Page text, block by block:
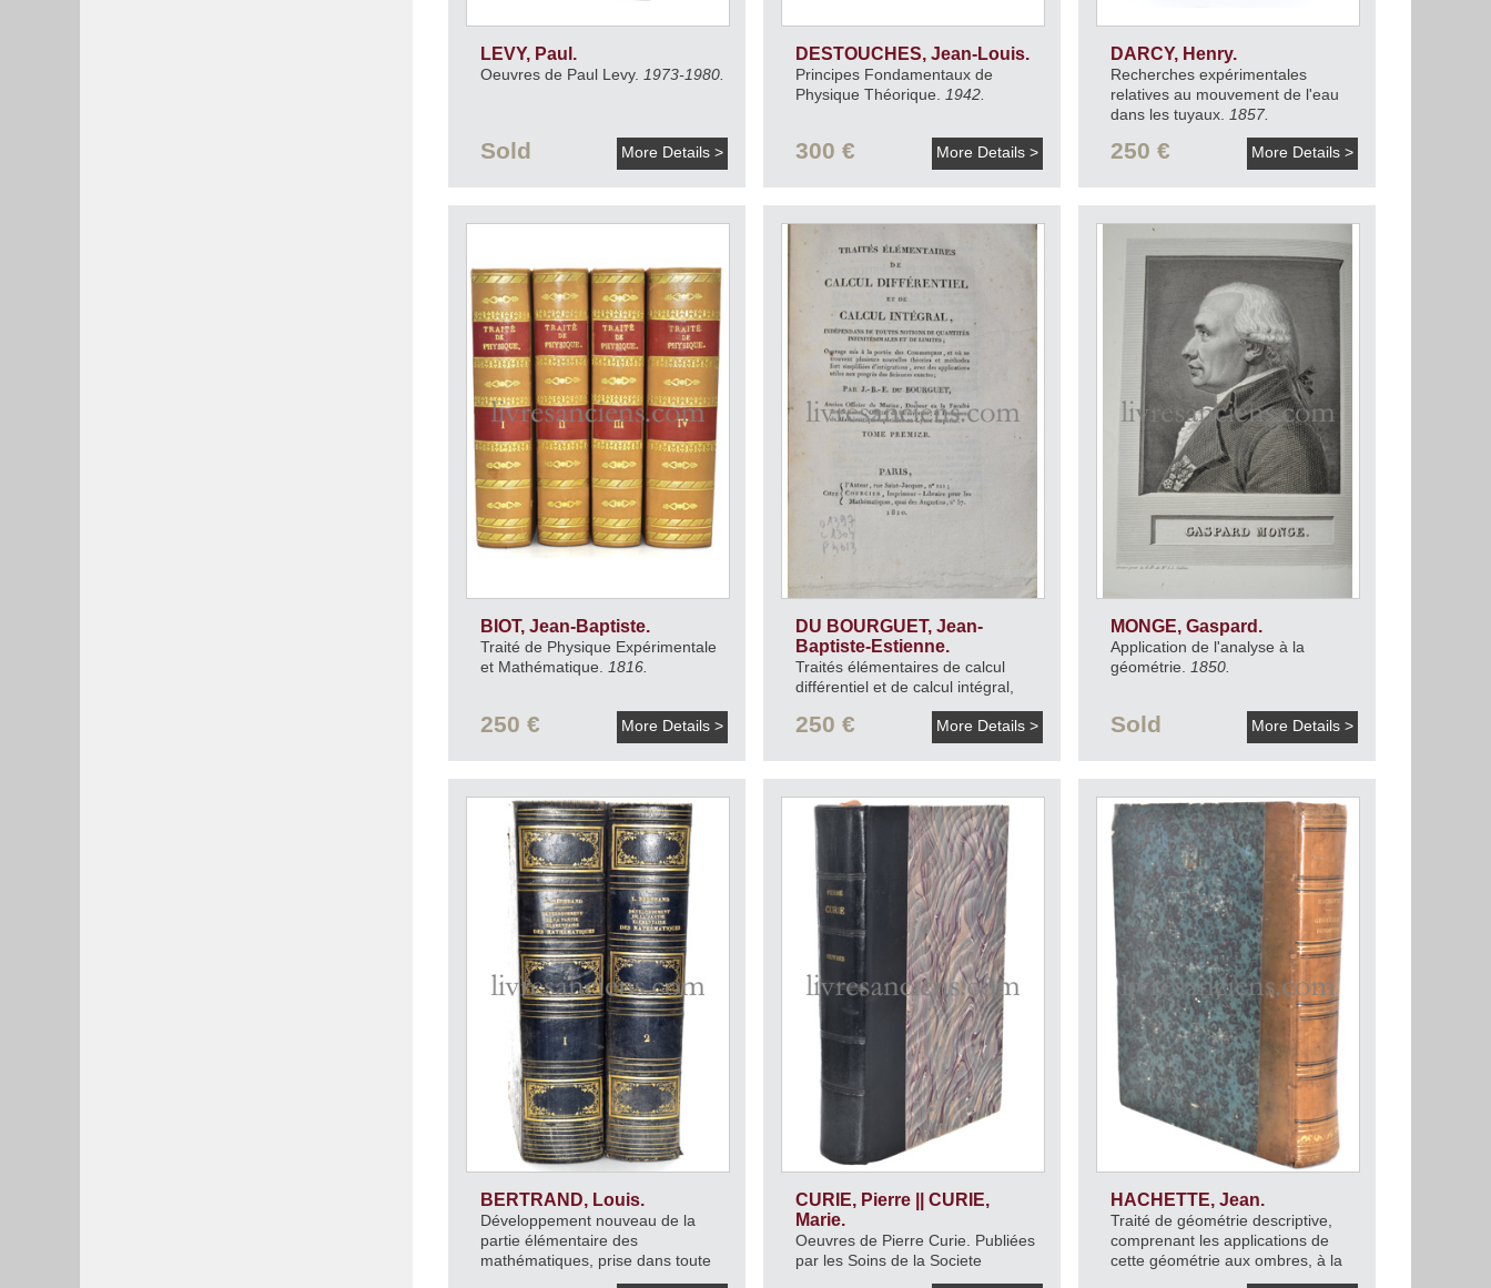
LEVY, Paul.
Oeuvres de Paul Levy. 1973-1980.
Sold More Details >
DESTOUCHES, Jean-Louis.
Principes Fondamentaux de
Physique Théorique.
1942.
300 € More Details >
DARCY, Henry.
Recherches expérimentales
relatives au mouvement de l'eau
dans les tuyaux.
1857.
250 € More Details >
BIOT, Jean-Baptiste.
Traité de Physique Expérimentale
et Mathématique.
1816.
250 € More Details >
DU BOURGUET, Jean-
Baptiste-Estienne.
Traités élémentaires de calcul
différentiel et de calcul intégral,
quantités infinitésimales et de
250 € More Details >
MONGE, Gaspard.
Application de l'analyse à la
géométrie.
1850.
Sold More Details >
BERTRAND, Louis.
Développement nouveau de la
partie élémentaire des
mathématiques, prise dans toute
CURIE, Pierre || CURIE,
Marie.
Oeuvres de Pierre Curie. Publiées
par les Soins de la Societe
Francaise de Physique.1908.
HACHETTE, Jean.
Traité de géométrie descriptive,
comprenant les applications de
cette géométrie aux ombres, à la